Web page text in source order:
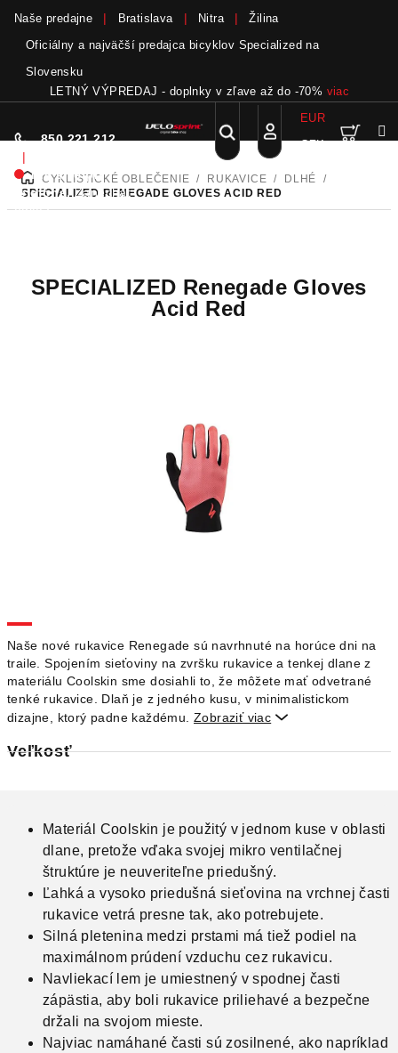
obsah
Naše predajne Bratislava Nitra
Žilina
Oficiálny a najväčší predajca bicyklov Specialized na
Slovensku
LETNÝ VÝPREDAJ - doplnky v zľave až do -70% viac
850 221 212
|
Nie sme pri
telefóne.Zanechať
odkaz
Hľadať
Prihlásenie
EUR
CZK
DOMOVCYKLISTICKÉ OBLEČENIE / RUKAVICE / DLHÉ
/
SPECIALIZED RENEGADE GLOVES ACID RED
Naše nové rukavice Renegade sú navrhnuté na horúce dni na
traile. Spojením sieťoviny na zvršku rukavice a tenkej dlane z
materiálu Coolskin sme dosiahli to, že môžete mať odvetrané
tenké rukavice.
Dlaň je z jedného kusu, v minimalistickom
dizajne, ktorý padne každému.
Zobraziť viac 
Veľkosť
SPECIALIZED Renegade Gloves
Acid Red
Materiál Coolskin je použitý v jednom kuse v oblasti
dlane, pretože vďaka svojej mikro ventilačnej
štruktúre je neuveriteľne priedušný.
Ľahká a vysoko priedušná sieťovina na vrchnej časti
rukavice vetrá presne tak, ako potrebujete.
Silná pletenina medzi prstami má tiež podiel na
maximálnom prúdení vzduchu cez rukavicu.
Navliekací lem je umiestnený v spodnej časti
zápästia, aby boli rukavice priliehavé a bezpečne
držali na svojom mieste.
Najviac namáhané časti sú zosilnené, ako napríklad